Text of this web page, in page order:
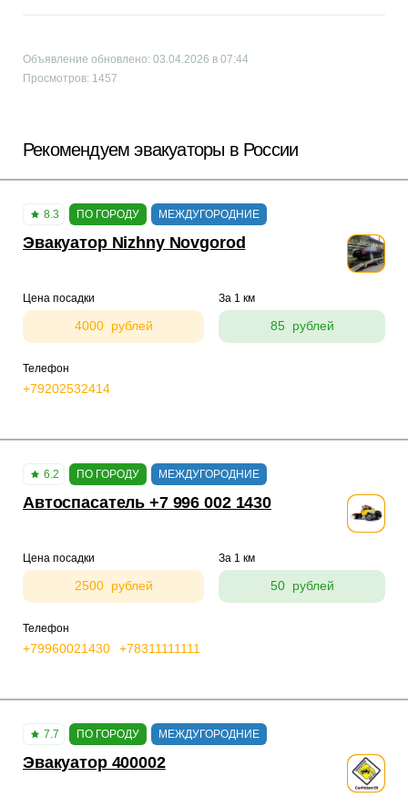
Объявление обновлено: 03.04.2026 в 07:44
Просмотров: 1457
Рекомендуем эвакуаторы в России
8.3 ПО ГОРОДУ МЕЖДУГОРОДНИЕ
Эвакуатор Nizhny Novgorod
Цена посадки
4000 рублей
За 1 км
85 рублей
Телефон
+79202532414
6.2 ПО ГОРОДУ МЕЖДУГОРОДНИЕ
Автоспасатель +7 996 002 1430
Цена посадки
2500 рублей
За 1 км
50 рублей
Телефон
+79960021430 +78311111111
7.7 ПО ГОРОДУ МЕЖДУГОРОДНИЕ
Эвакуатор 400002